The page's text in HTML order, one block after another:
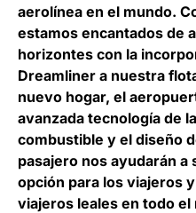
aerolínea en el mundo.
estamos encantados de
horizontes con la
Dreamliner a nuestra
nuevo hogar, el
avanzada tecnología de
combustible y el diseño
pasajero nos ayudarán
opción para los viajeros
viajeros leales en todo el